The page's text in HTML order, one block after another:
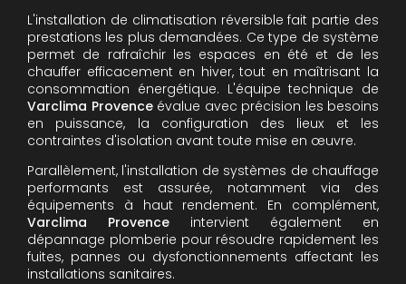
L'installation de climatisation réversible fait partie des
prestations les plus demandées. Ce type de système
permet de rafraîchir les espaces en été et de les
chauffer efficacement en hiver, tout en maîtrisant la
consommation énergétique. L'équipe technique de
Varclima Provenceévalue avec précision les besoins
en puissance, la configuration des lieux et les
contraintes d'isolation avant toute mise en œuvre.
Parallèlement, l'installation de systèmes de chauffage
performants est assurée, notamment via des
équipements à haut rendement. En complément,
Varclima Provence intervient également en
dépannage plomberie pour résoudre rapidement les
fuites, pannes ou dysfonctionnements affectant les
installations sanitaires.